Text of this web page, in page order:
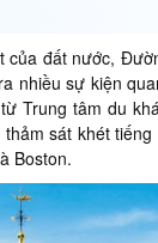
đất nước,
nhiều sự kiện
Trung tâm du
sát khét
Boston.